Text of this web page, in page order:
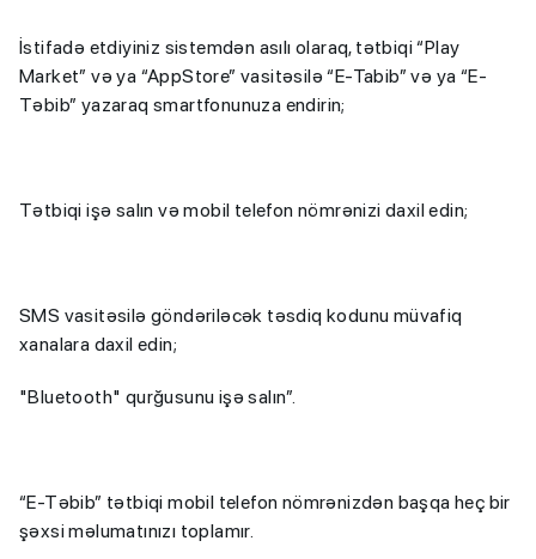
İstifadə etdiyiniz sistemdən asılı olaraq, tətbiqi “Play
Market” və ya “AppStore” vasitəsilə “E-Tabib” və ya “E-
Təbib” yazaraq smartfonunuza endirin;
Tətbiqi işə salın və mobil telefon nömrənizi daxil edin;
SMS vasitəsilə göndəriləcək təsdiq kodunu müvafiq
xanalara daxil edin;
"Bluetooth" qurğusunu işə salın”.
“E-Təbib” tətbiqi mobil telefon nömrənizdən başqa heç bir
şəxsi məlumatınızı toplamır.